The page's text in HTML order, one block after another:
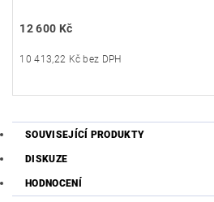
12 600 Kč
10 413,22 Kč bez DPH
SOUVISEJÍCÍ PRODUKTY
DISKUZE
HODNOCENÍ